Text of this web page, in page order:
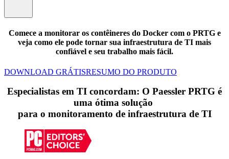
Comece a monitorar os contêineres do Docker com o PRTG e
veja como ele pode tornar sua infraestrutura de TI mais
confiável e seu trabalho mais fácil.
DOWNLOAD GRÁTISRESUMO DO PRODUTO
Especialistas em TI concordam: O Paessler PRTG é
uma ótima solução
para o monitoramento de infraestrutura de TI